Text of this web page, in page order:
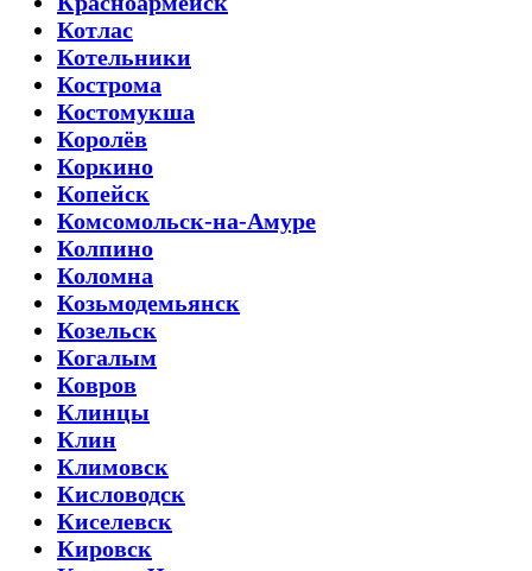
Котлас
Котельники
Кострома
Костомукша
Королёв
Коркино
Копейск
Комсомольск-на-Амуре
Колпино
Коломна
Козьмодемьянск
Козельск
Когалым
Ковров
Клинцы
Клин
Климовск
Кисловодск
Киселевск
Кировск